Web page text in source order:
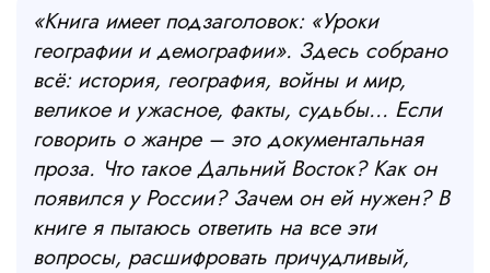
«Книга имеет подзаголовок: «Уроки
географии и демографии». Здесь собрано
всё: история, география, войны и мир,
великое и ужасное, факты, судьбы… Если
говорить о жанре – это документальная
проза. Что такое Дальний Восток? Как он
появился у России? Зачем он ей нужен? В
книге я пытаюсь ответить на все эти
вопросы, расшифровать причудливый,